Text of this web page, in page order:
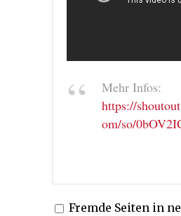
Mehr Infos:
https://
om/so/
Fremde Seiten in